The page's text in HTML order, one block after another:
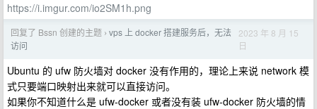
https://i.imgur.com/io2SM1h.png
回复了 Bssn 创建的主题 › vps 上 docker 搭建服务后，无法
访问
2023 年 8 月 15
日
Ubuntu 的 ufw 防火墙对 docker 没有作用的，理论上来说 network 模
式只要端口映射出来就可以直接访问。
如果你不知道什么是 ufw-docker 或者没有装 ufw-docker 防火墙的情